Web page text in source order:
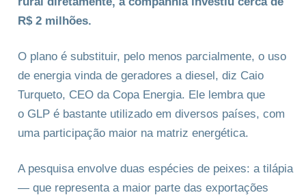
R$ 2 milhões.
O plano é substituir, pelo menos parcialmente, o uso
de energia vinda de geradores a diesel, diz Caio
Turqueto, CEO da Copa Energia. Ele lembra que
o GLP é bastante utilizado em diversos países, com
uma participação maior na matriz energética.
A pesquisa envolve duas espécies de peixes: a tilápia
— que representa a maior parte das exportações